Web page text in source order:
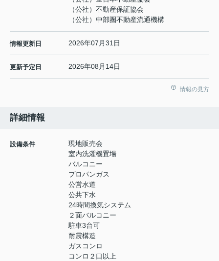
（公社）不動産保証協会
（公社）中部圏不動産流通機構
情報更新日 2026年07月31日
更新予定日 2026年08月14日
情報の見方
詳細情報
設備条件
現地販売会
室内洗濯機置場
バルコニー
プロパンガス
公営水道
公共下水
24時間換気システム
２面バルコニー
駐車3台可
耐震構造
ガスコンロ
コンロ２口以上